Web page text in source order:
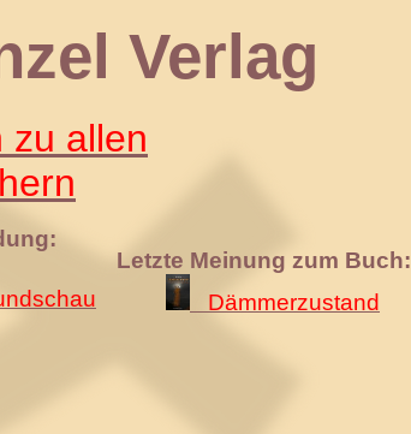
Verlag
zu allen
Letzte Meinung zum Buch:
Dämmerzustand